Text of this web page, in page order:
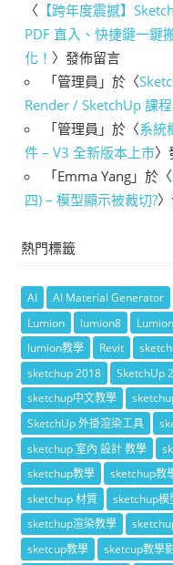
〈 【跨年度震撼】
PDF 直入、快捷鍵一鍵
化！ 〉發佈留言
「管理員 」於〈
Render / SketchUp 課
「管理員 」於〈系統
件 – V3 全新版本上市〉
「Emma Yang 」於〈
四) – 模型顯示被裁切?
熱門標籤
AI AI Material Generator
Lumion
lumion8
lumion教學
Revit
sketchup 2018
SketchUp
sketchup中文教學
SketchUp 外掛渲染工具
sketchup 室內 設計 教學
sketchup教學
sketchup教
sketchup 材質
sketchup模
sketchup渲染教學
sketcup教學
sketcup教學